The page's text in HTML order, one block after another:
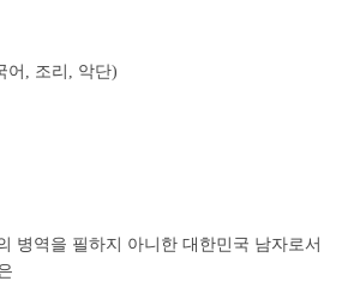
어, 조리, 악단)
병역을 필하지 아니한 대한민국 남자로서